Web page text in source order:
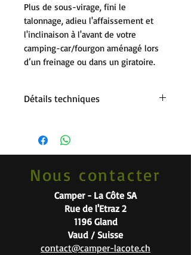
Plus de sous-virage, fini le
talonnage, adieu l'affaissement et
l'inclinaison à l'avant de votre
camping-car/fourgon aménagé lors
d’un freinage ou dans un giratoire.
Détails techniques
Transit - Fiat Ducato - Citroën Jumper
- Peugeot Boxer
Distance entre les spirales 4,29cm -
4,77cm (charge élevée)
Ne nécessite aucun entretien.
Garantie à vie !
Nous contacter
Camper - La Côte SA
Rue de l'Etraz 2
1196 Gland
Vaud / Suisse
contact@camper-lacote.ch